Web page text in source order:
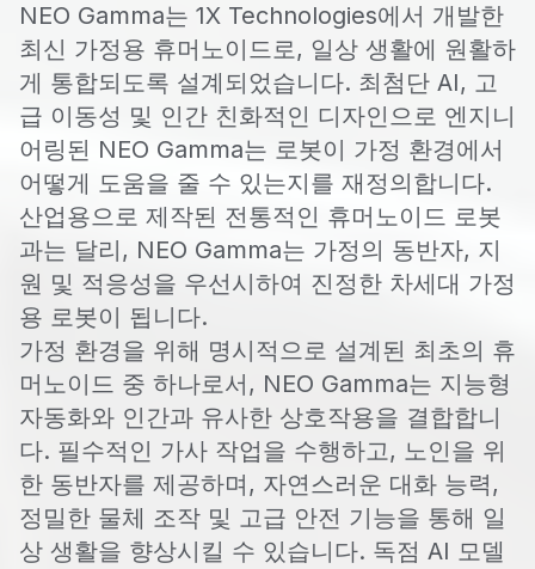
NEO Gamma는 1X Technologies에서 개발한
최신 가정용 휴머노이드로, 일상 생활에 원활하
게 통합되도록 설계되었습니다. 최첨단 AI, 고
급 이동성 및 인간 친화적인 디자인으로 엔지니
어링된 NEO Gamma는 로봇이 가정 환경에서
어떻게 도움을 줄 수 있는지를 재정의합니다.
산업용으로 제작된 전통적인 휴머노이드 로봇
과는 달리, NEO Gamma는 가정의 동반자, 지
원 및 적응성을 우선시하여 진정한 차세대 가정
용 로봇이 됩니다.
가정 환경을 위해 명시적으로 설계된 최초의 휴
머노이드 중 하나로서, NEO Gamma는 지능형
자동화와 인간과 유사한 상호작용을 결합합니
다. 필수적인 가사 작업을 수행하고, 노인을 위
한 동반자를 제공하며, 자연스러운 대화 능력,
정밀한 물체 조작 및 고급 안전 기능을 통해 일
상 생활을 향상시킬 수 있습니다. 독점 AI 모델